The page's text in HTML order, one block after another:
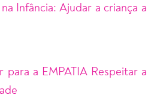
Infância: Ajudar a criança a
para a EMPATIA Respeitar a